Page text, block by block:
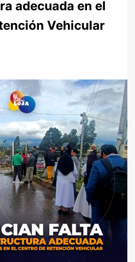
adecuada en el
Vehicular